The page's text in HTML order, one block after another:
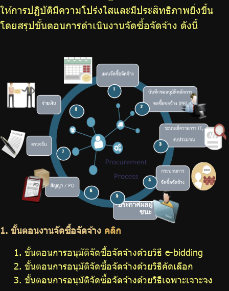
ให้การปฏิบัติมีความโปร่งใสและมีประสิทธิภาพยิ่งขึ้น
โดยสรุปขั้นตอนการดำเนินงานจัดซื้อจัดจ้าง ดังนี้
1. ขั้นตอนงานจัดซื้อจัดจ้าง คลิก
ขั้นตอนการอนุมัติจัดซื้อจัดจ้างด้วยวิธี e-bidding
ขั้นตอนการอนุมัติจัดซื้อจัดจ้างด้วยวิธีคัดเลือก
ขั้นตอนการอนุมัติจัดซื้อจัดจ้างด้วยวิธีเฉพาะเจาะจง